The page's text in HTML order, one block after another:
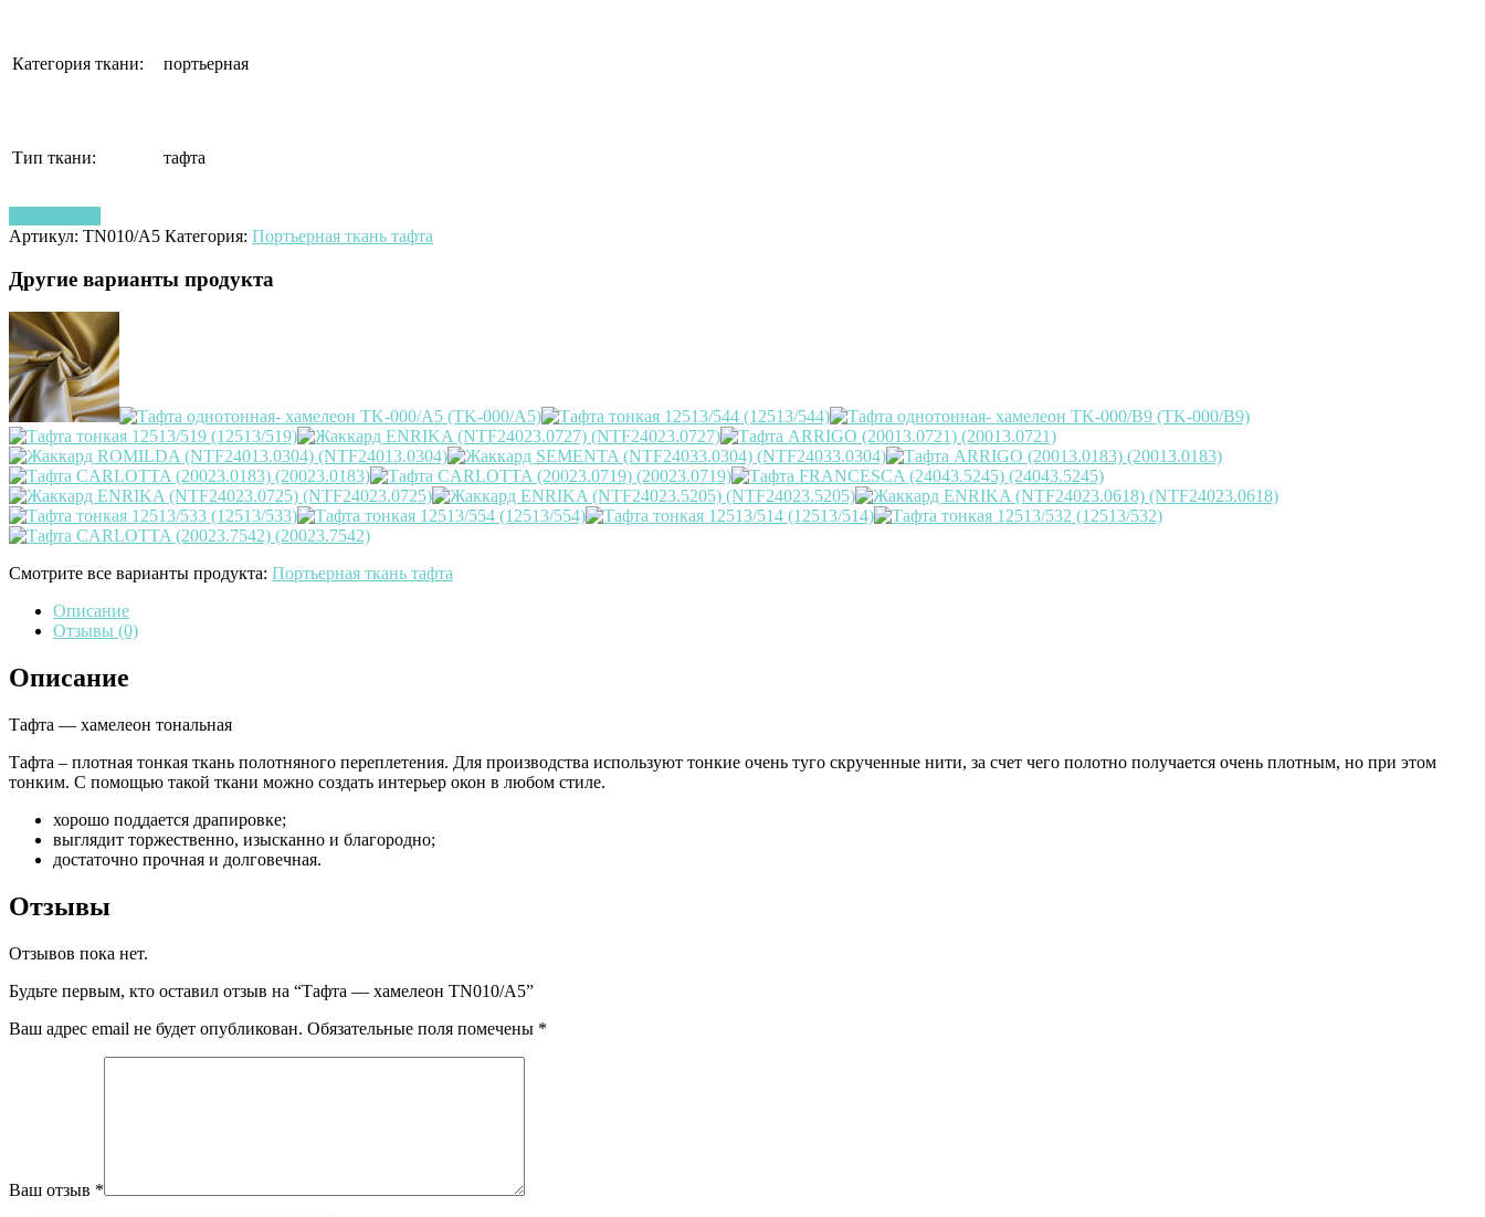
Категория ткани: портьерная
Тип ткани: тафта
Артикул: ТN010/А5 Категория: Портьерная ткань тафта
Другие варианты продукта
Смотрите все варианты продукта: Портьерная ткань тафта
Описание
Отзывы (0)
Описание
Тафта — хамелеон тональная
Тафта – плотная тонкая ткань полотняного переплетения. Для производства используют тонкие очень туго скрученные нити, за счет чего полотно получается очень плотным, но при этом
тонким. С помощью такой ткани можно создать интерьер окон в любом стиле.
хорошо поддается драпировке;
выглядит торжественно, изысканно и благородно;
достаточно прочная и долговечная.
Отзывы
Отзывов пока нет.
Будьте первым, кто оставил отзыв на “Тафта — хамелеон ТN010/А5”
Ваш адрес email не будет опубликован. Обязательные поля помечены *
Ваш отзыв *